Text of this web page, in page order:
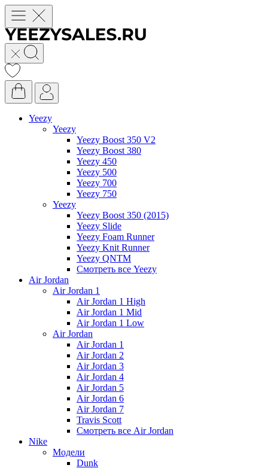
Yeezy
Yeezy
Yeezy Boost 350 V2
Yeezy Boost 380
Yeezy 450
Yeezy 500
Yeezy 700
Yeezy 750
Yeezy
Yeezy Boost 350 (2015)
Yeezy Slide
Yeezy Foam Runner
Yeezy Knit Runner
Yeezy QNTM
Смотреть все Yeezy
Air Jordan
Air Jordan 1
Air Jordan 1 High
Air Jordan 1 Mid
Air Jordan 1 Low
Air Jordan
Air Jordan 1
Air Jordan 2
Air Jordan 3
Air Jordan 4
Air Jordan 5
Air Jordan 6
Air Jordan 7
Travis Scott
Смотреть все Air Jordan
Nike
Модели
Dunk